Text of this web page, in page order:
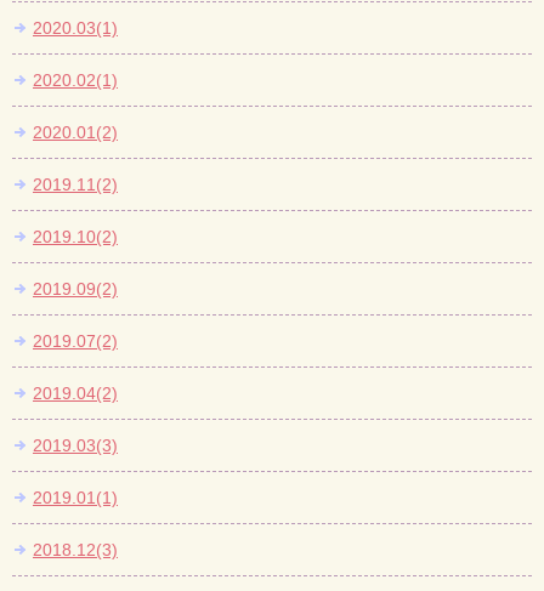
2020.03(1)
2020.02(1)
2020.01(2)
2019.11(2)
2019.10(2)
2019.09(2)
2019.07(2)
2019.04(2)
2019.03(3)
2019.01(1)
2018.12(3)